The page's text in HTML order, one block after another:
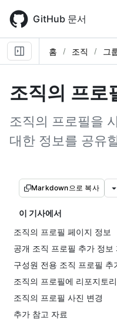
main
content
GitHub 문서
홈 조직 그
조직의 프로
조직의 프로필을
대한 정보를 공유
Markdown으로 복사
이 기사에서
조직의 프로필 페이지 정보
공개 조직 프로필 추가 정보
구성원 전용 조직 프로필 추
조직의 프로필에 리포지토
조직의 프로필 사진 변경
추가 참고 자료